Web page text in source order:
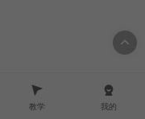
教学 我的